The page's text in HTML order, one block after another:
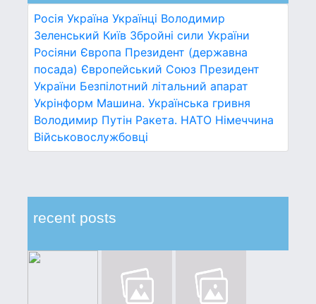
Росія Україна Українці Володимир
Зеленський Київ Збройні сили України
Росіяни Європа Президент (державна
посада) Європейський Союз Президент
України Безпілотний літальний апарат
Укрінформ Машина. Українська гривня
Володимир Путін Ракета. НАТО Німеччина
Військовослужбовці
recent posts